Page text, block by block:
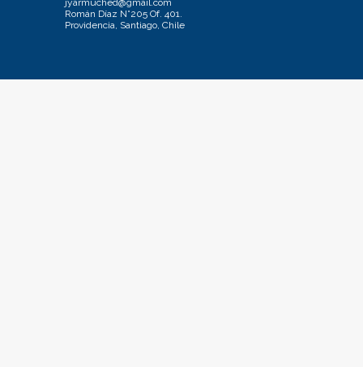
jyarmuched@gmail.com
Román Díaz N°205 Of. 401.
Providencia, Santiago, Chile